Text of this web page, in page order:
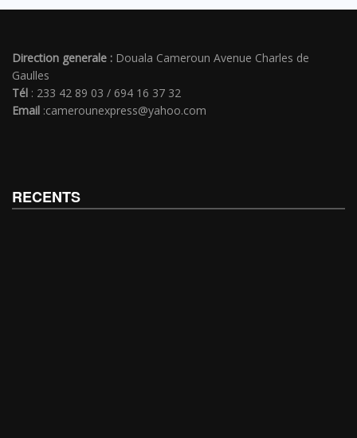
Direction generale : Douala Cameroun Avenue Charles de
Gaulles
Tél : 233 42 89 03 / 694 16 37 32
Email :camerounexpress@yahoo.com
RECENTS